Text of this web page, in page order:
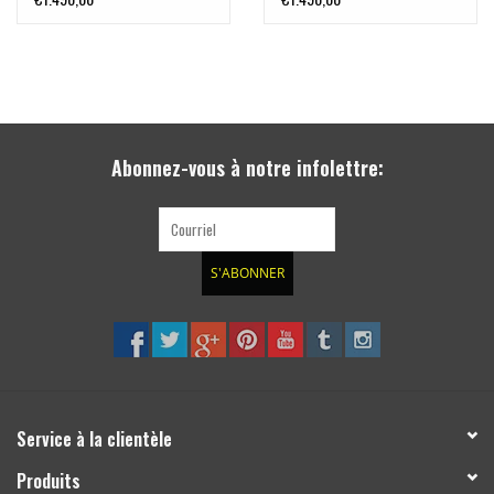
Abonnez-vous à notre infolettre:
S'ABONNER
Service à la clientèle
Produits